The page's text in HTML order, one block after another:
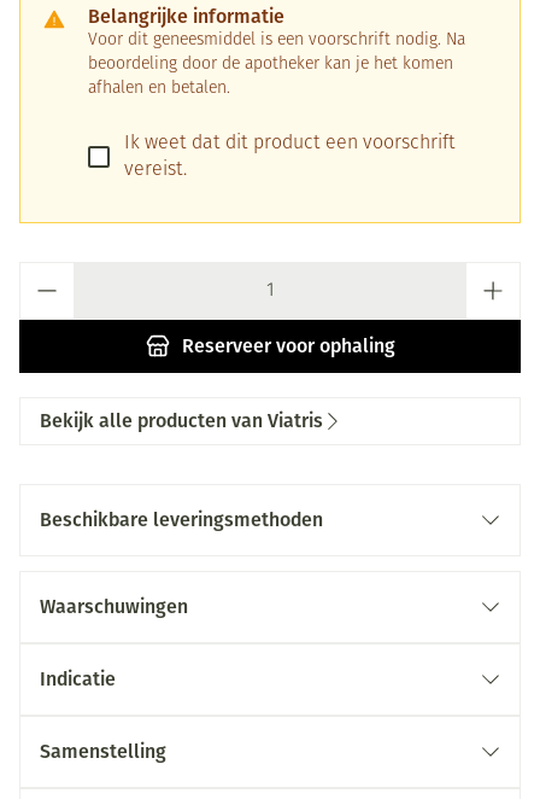
Belangrijke informatie
Voor dit geneesmiddel is een voorschrift nodig. Na
beoordeling door de apotheker kan je het komen
afhalen en betalen.
Ik weet dat dit product een voorschrift
vereist.
Reserveervoor ophaling
Bekijk alle producten van Viatris
Beschikbare leveringsmethoden
Waarschuwingen
Indicatie
Samenstelling